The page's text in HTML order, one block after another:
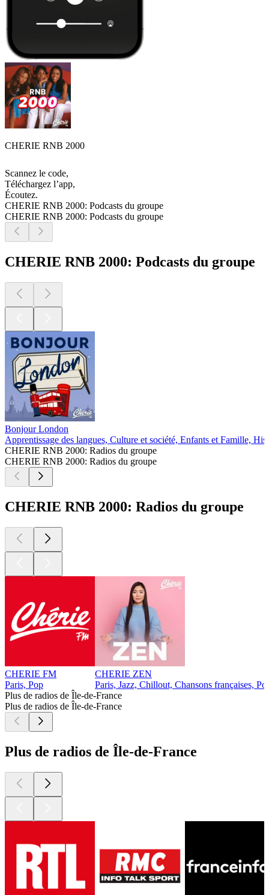
CHERIE RNB 2000
Scannez le code,
Téléchargez l’app,
Écoutez.
CHERIE RNB 2000: Podcasts du groupe
CHERIE RNB 2000: Podcasts du groupe
CHERIE RNB 2000: Podcasts du groupe
Bonjour London
Apprentissage des langues, Culture et société, Enfants et Famille,
CHERIE RNB 2000: Radios du groupe
CHERIE RNB 2000: Radios du groupe
CHERIE RNB 2000: Radios du groupe
CHERIE FM
Paris, Pop
CHERIE ZEN
Paris, Jazz, Chillout, Chansons françaises,
Plus de radios de Île-de-France
Plus de radios de Île-de-France
Plus de radios de Île-de-France